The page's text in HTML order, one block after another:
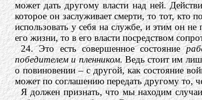
может дать другому власти над ней.
которое он заслуживает смерти, то тот, кто
использовать у себя на службе, и этим он
его жизни, то в его власти посредством
24. Это есть совершенное состояние
победителем и пленником.Ведь стоит им
о повиновении – с другой, как состояние
может по соглашению передать другому то,
Я должен признать, что мы находим